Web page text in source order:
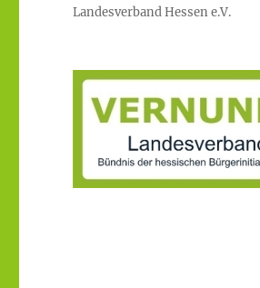
Landesverband Hessen e.V.